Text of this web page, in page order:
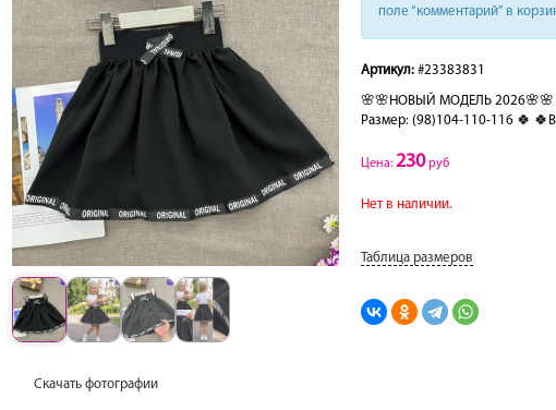
Скачать фотографии
поле “комментарий” в
Артикул: #23383831
🌸🌸НОВЫЙ МОДЕЛЬ 2026🌸🌸
Размер: (98)104-110-116 🍀
Цена: 230руб
Нет в наличии.
Таблица размеров